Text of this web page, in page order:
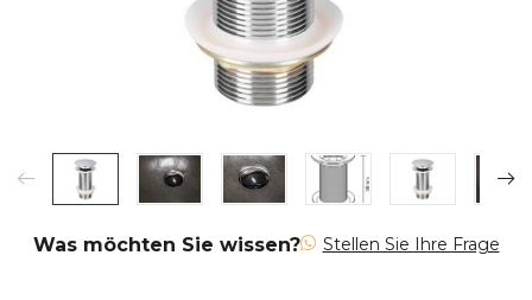
Was möchten Sie wissen? Stellen Sie Ihre Frage